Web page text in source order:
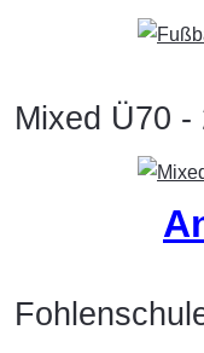
Mixed Ü70 -